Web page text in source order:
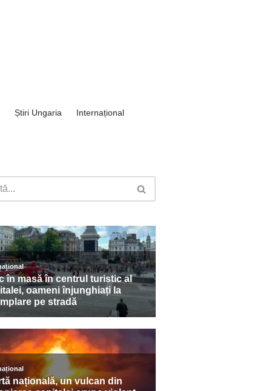
Știri Ungaria
Internațional